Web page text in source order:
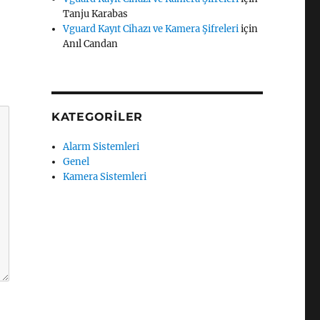
Tanju Karabas
Vguard Kayıt Cihazı ve Kamera Şifreleriiçin
Anıl Candan
KATEGORILER
Alarm Sistemleri
Genel
Kamera Sistemleri